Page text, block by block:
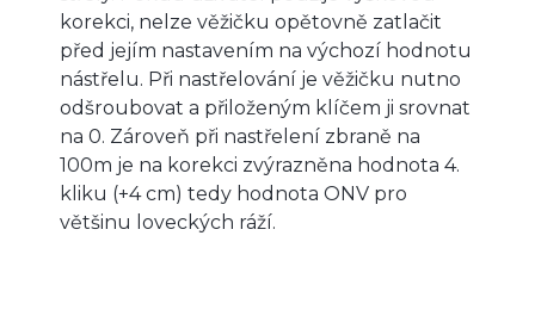
korekci, nelze věžičku opětovně zatlačit
před jejím nastavením na výchozí hodnotu
nástřelu. Při nastřelování je věžičku nutno
odšroubovat a přiloženým klíčem ji srovnat
na 0. Zároveň při nastřelení zbraně na
100m je na korekci zvýrazněna hodnota 4.
kliku (+4 cm) tedy hodnota ONV pro
většinu loveckých ráží.